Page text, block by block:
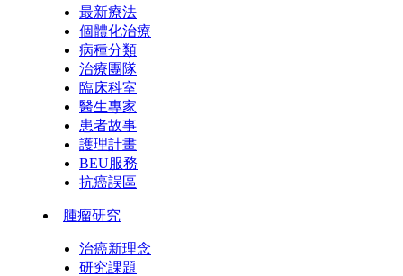
最新療法
個體化治療
病種分類
治療團隊
臨床科室
醫生專家
患者故事
護理計畫
BEU服務
抗癌誤區
腫瘤研究
治癌新理念
研究課題